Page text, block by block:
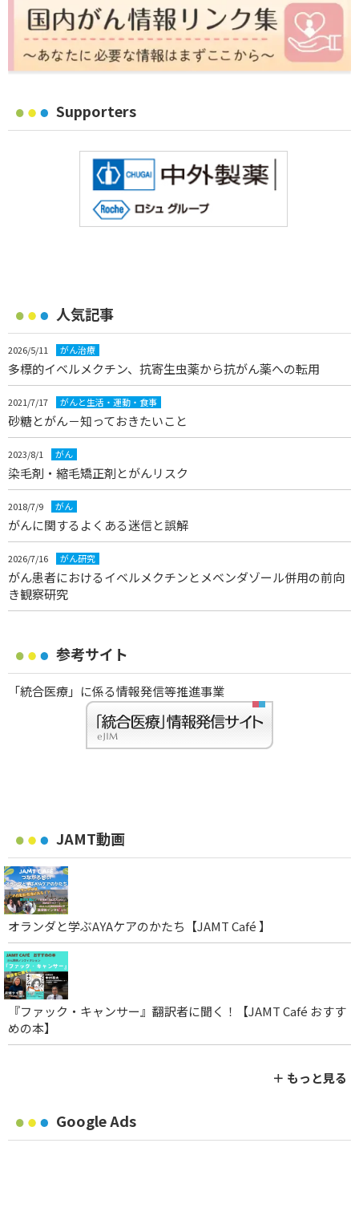
Supporters
人気記事
2026/5/11 がん治療
多標的イベルメクチン、抗寄生虫薬から抗がん薬への転用
2021/7/17 がんと生活・運動・食事
砂糖とがん－知っておきたいこと
2023/8/1 がん
染毛剤・縮毛矯正剤とがんリスク
2018/7/9 がん
がんに関するよくある迷信と誤解
2026/7/16 がん研究
がん患者におけるイベルメクチンとメベンダゾール併用の前向
き観察研究
参考サイト
「統合医療」に係る情報発信等推進事業
JAMT動画
オランダと学ぶAYAケアのかたち【JAMT Café 】
『ファック・キャンサー』翻訳者に聞く！【JAMT Café おすす
めの本】
＋ もっと見る
Google Ads